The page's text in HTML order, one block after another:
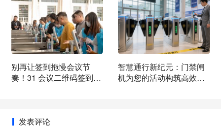
别再让签到拖慢会议节
奏！31 会议二维码签到，
智慧通行新纪元：门禁闸
机为您的活动构筑高效安
发表评论